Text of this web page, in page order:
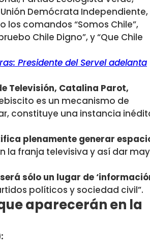
Demócrata Independiente,
los comandos “Somos Chile”,
Chile Digno”, y “Que Chile
Presidente del Servel adelanta
Televisión, Catalina Parot,
es un mecanismo de
constituye una instancia
plenamente generar
la franja televisiva y así dar
sólo un lugar de
políticos y sociedad civil”.
aparecerán en la